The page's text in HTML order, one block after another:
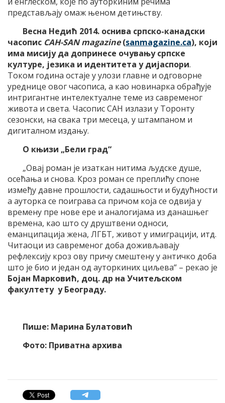
представљају омаж њеном детињству.
Весна Недић 2014. оснива српско-канадски
часопис САН-SAN magazine (sanmagazine.ca), који
има мисију да допринесе очувању српске
културе, језика и идентитета у дијаспори.
Током година остаје у улози главне и одговорне
уреднице овог часописа, а као новинарка обрађује
интригантне интелектуалне теме из савременог
живота и света. Часопис САН излази у Торонту
сезонски, на свака три месеца, у штампаном и
дигиталном издању.
О књизи „Бели град“
„Овај роман је изаткан нитима људске душе,
осећања и снова. Кроз роман се преплићу споне
између давне прошлости, садашњости и будућности
а ауторка се поиграва са причом која се одвија у
времену пре нове ере и аналогијама из данашњег
времена, као што су друштвени односи,
еманципација жена, ЛГБТ, живот у имиграцији, итд.
Читаоци из савременог доба доживљавају
рефлексију кроз ову причу смештену у античко доба
што је био и један од ауторкиних циљева“ – рекао је
Бојан Марковић, доц. др на Учитељском
факултету у Београду.
Пише: Марина Булатовић
Фото: Приватна архива